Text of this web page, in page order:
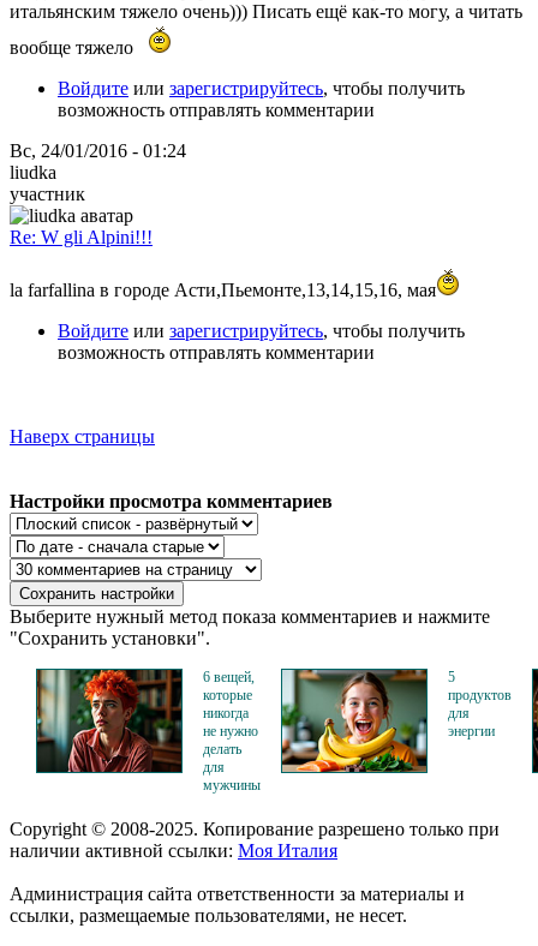
итальянским тяжело очень))) Писать ещё как-то могу, а читать
вообще тяжело
Войдите или зарегистрируйтесь, чтобы получить
возможность отправлять комментарии
Вс, 24/01/2016 - 01:24
liudka
участник
Re: W gli Alpini!!!
la farfallina в городе Асти,Пьемонте,13,14,15,16, мая
Войдите или зарегистрируйтесь, чтобы получить
возможность отправлять комментарии
Наверх страницы
Настройки просмотра комментариев
Выберите нужный метод показа комментариев и нажмите
"Сохранить установки".
6 вещей,
которые
никогда
не нужно
делать
для
мужчины
5
продуктов
для
энергии
Copyright © 2008-2025. Копирование разрешено только при
наличии активной ссылки: Моя Италия
Администрация сайта ответственности за материалы и
ссылки, размещаемые пользователями, не несет.